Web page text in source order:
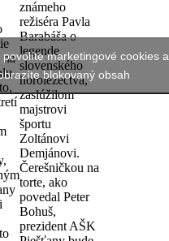
známeho
režiséra Pavla
Barabáša o
legende
slovenského
horolezectva,
zaslúžilom
majstrovi
športu
Zoltánovi
Demjánovi.
Čerešničkou na
torte, ako
povedal Peter
Bohuš,
prezident AŠK
povolíte marketingové cookies a
blokovaný obsah